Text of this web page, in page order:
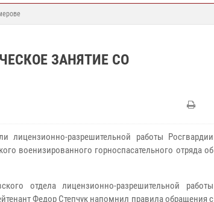
ЗАНЯТИЕ СО
лицензионно-разрешительной работы Росгвардии
военизированного горноспасательного отряда об
отдела лицензионно-разрешительной работы
Федор Степчук напомнил правила обращения с